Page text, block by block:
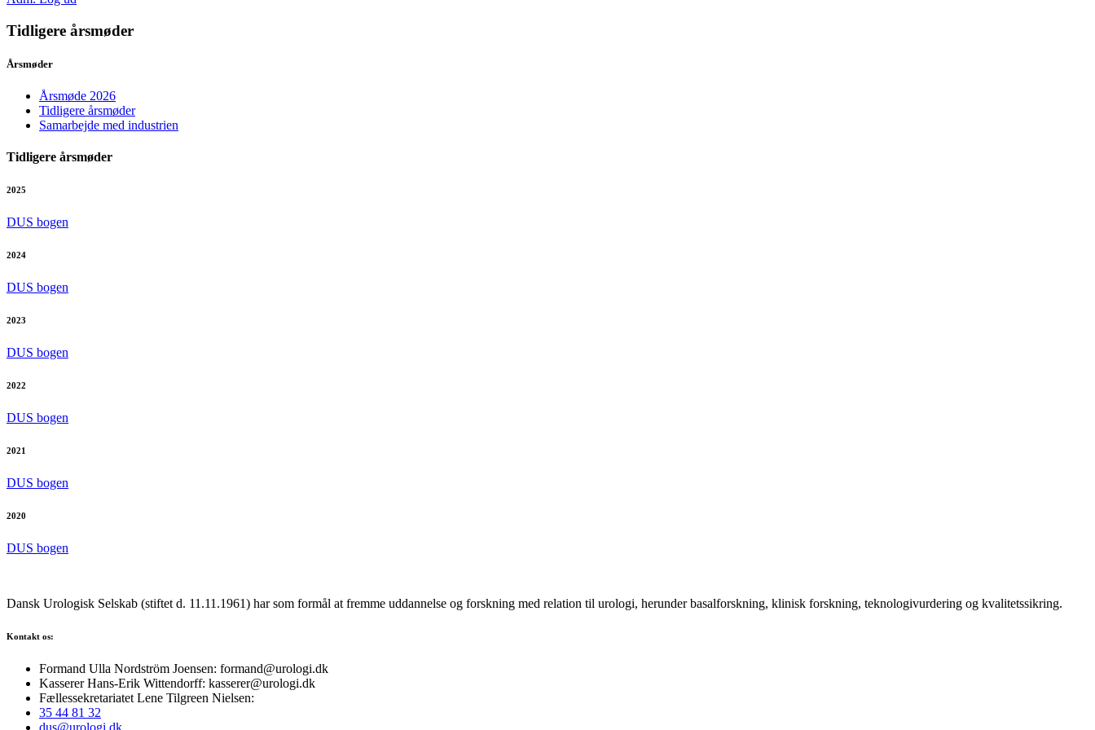
Tidligere årsmøder
Årsmøder
Årsmøde 2026
Tidligere årsmøder
Samarbejde med industrien
Tidligere årsmøder
2025
DUS bogen
2024
DUS bogen
2023
DUS bogen
2022
DUS bogen
2021
DUS bogen
2020
DUS bogen
Dansk Urologisk Selskab (stiftet d. 11.11.1961) har som formål at fremme uddannelse og forskning med relation til urologi, herunder basalforskning, klinisk forskning, teknologivurdering og kvalitetssikring.
Kontakt os:
Formand Ulla Nordström Joensen: formand@urologi.dk
Kasserer Hans-Erik Wittendorff: kasserer@urologi.dk
Fællessekretariatet Lene Tilgreen Nielsen:
35 44 81 32
dus@urologi.dk